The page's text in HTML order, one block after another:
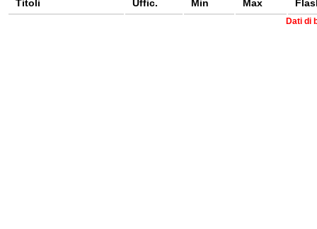
Titoli Uffic. Min Max
Dati di